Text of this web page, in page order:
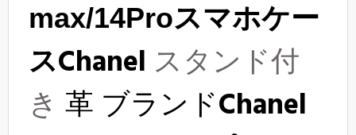
max/14Proスマホケー
スChanel スタンド付
き 革 ブランドChanel